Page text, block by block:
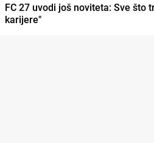
FC 27 uvodi još noviteta: Sve što
karijere"